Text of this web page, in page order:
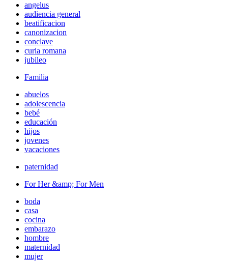
angelus
audiencia general
beatificacion
canonizacion
conclave
curia romana
jubileo
Familia
abuelos
adolescencia
bebé
educación
hijos
jovenes
vacaciones
paternidad
For Her &amp; For Men
boda
casa
cocina
embarazo
hombre
maternidad
mujer